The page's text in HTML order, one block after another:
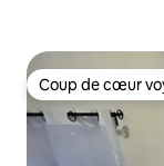
Coup de cœur
Coup de cœur